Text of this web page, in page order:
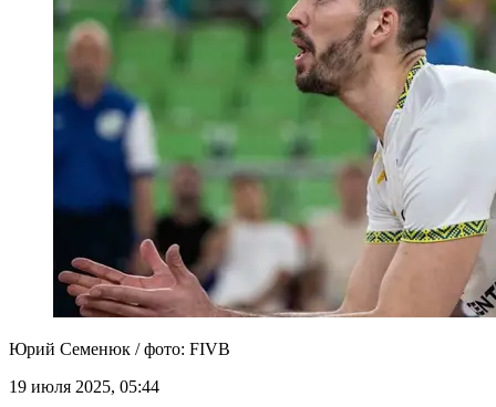
Юрий Семенюк / фото: FIVB
19 июля 2025, 05:44